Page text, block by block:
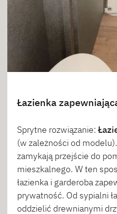
Łazienka
Sprytne rozwiązanie:
(w zależności od
zamykają przejście do
mieszkalnego. W ten
łazienka i garderoba
prywatność. Od sypialni
oddzielić drewnianymi